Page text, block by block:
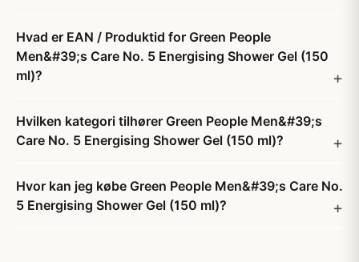
Hvad er EAN / Produktid for Green People
Men&#39;s Care No. 5 Energising Shower Gel (150
ml)?
Hvilken kategori tilhører Green People Men&#39;s
Care No. 5 Energising Shower Gel (150 ml)?
Hvor kan jeg købe Green People Men&#39;s Care No.
5 Energising Shower Gel (150 ml)?